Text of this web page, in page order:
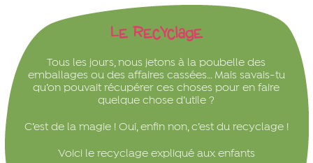
Le Recyclage
Tous les jours, nous jetons à la poubelle des
emballages ou des affaires cassées… Mais savais-tu
qu’on pouvait récupérer ces choses pour en faire
quelque chose d’utile ?
C’est de la magie ! Oui, enfin non, c’est du recyclage !
Voici le recyclage expliqué aux enfants